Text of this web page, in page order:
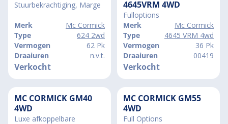
Stuurbekrachtiging, Marge
Merk
Mc Cormick
Type
624 2wd
Vermogen
62 Pk
Draaiuren
n.v.t.
Verkocht
4645VRM 4WD
Fulloptions
Merk
Mc Cormick
Type
4645 VRM 4wd
Vermogen
36 Pk
Draaiuren
00419
Verkocht
MC CORMICK GM40
4WD
Luxe afkoppelbare
MC CORMICK GM55
4WD
Full Options